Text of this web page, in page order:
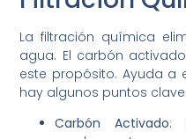
La filtración química
agua. El carbón
este propósito. Ayuda a
hay algunos puntos clave:
Carbón Activado: